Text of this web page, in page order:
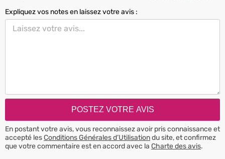
Expliquez vos notes en laissez votre avis :
En postant votre avis, vous reconnaissez avoir pris connaissance et
accepté lesConditions Générales d’Utilisationdu site, et confirmez
que votre commentaire est en accord avec la Charte des avis.